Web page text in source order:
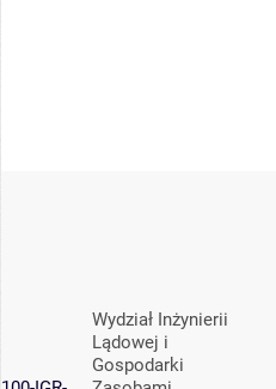
Wydział Inżynierii
Lądowej i
Gospodarki